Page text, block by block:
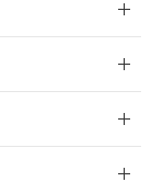
ル類４
間は出
ら備考
りま